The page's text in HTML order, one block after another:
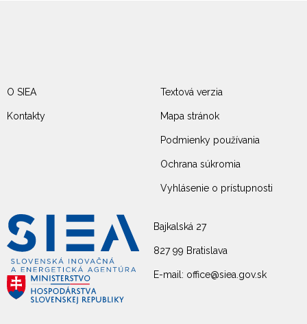
Bajkalská 27
827 99 Bratislava
E-mail: office@siea.gov.sk
O SIEA
Kontakty
Textová verzia
Mapa stránok
Podmienky používania
Ochrana súkromia
Vyhlásenie o prístupnosti